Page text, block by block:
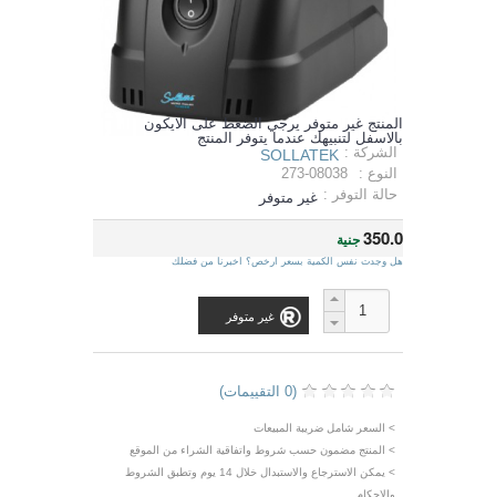
المنتج غير متوفر يرجي الضغط على الايكون
بالاسفل لتنبيهك عندما يتوفر المنتج
الشركة : SOLLATEK
النوع :
273-08038
حالة التوفر : غير متوفر
350.0جنية
هل وجدت نفس الكمية بسعر ارخص؟ اخبرنا من فضلك
غير متوفر
(0 التقييمات)
> السعر شامل ضريبة المبيعات
> المنتج مضمون حسب شروط واتفاقية الشراء من الموقع
> يمكن الاسترجاع والاستبدال خلال 14 يوم وتطبق الشروط
والاحكام